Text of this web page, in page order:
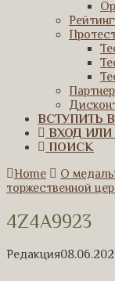
ВСТУПИТЬ
ВХОД ИЛИ
ПОИСК
Home
О
торжественной
4Z4A9923
Редакция